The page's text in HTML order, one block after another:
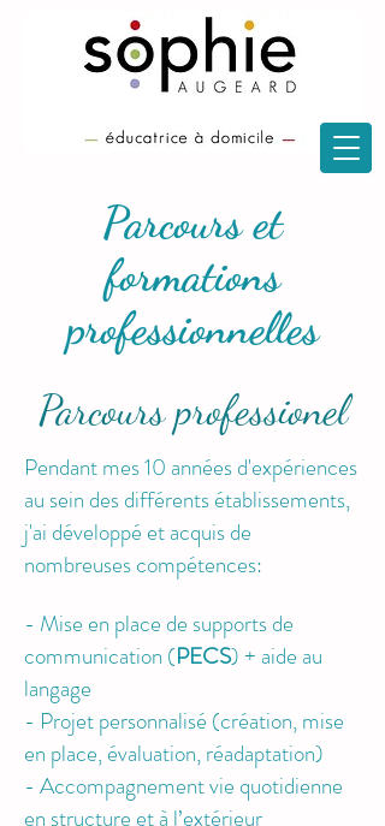
Parcours et
formations
professionnelles
Parcours professionel
Pendant mes 10 années d'expériences
au sein des différents établissements,
j'ai développé et acquis de
nombreuses compétences:
- Mise en place de supports de
communication (PECS) + aide au
langage
- Projet personnalisé (création, mise
en place, évaluation, réadaptation)
- Accompagnement vie quotidienne
en structure et à l’extérieur